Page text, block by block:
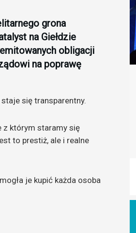
grona
na Giełdzie
obligacji
na poprawę
się transparentny.
z którym staramy się
to prestiż, ale i realne
je kupić każda osoba